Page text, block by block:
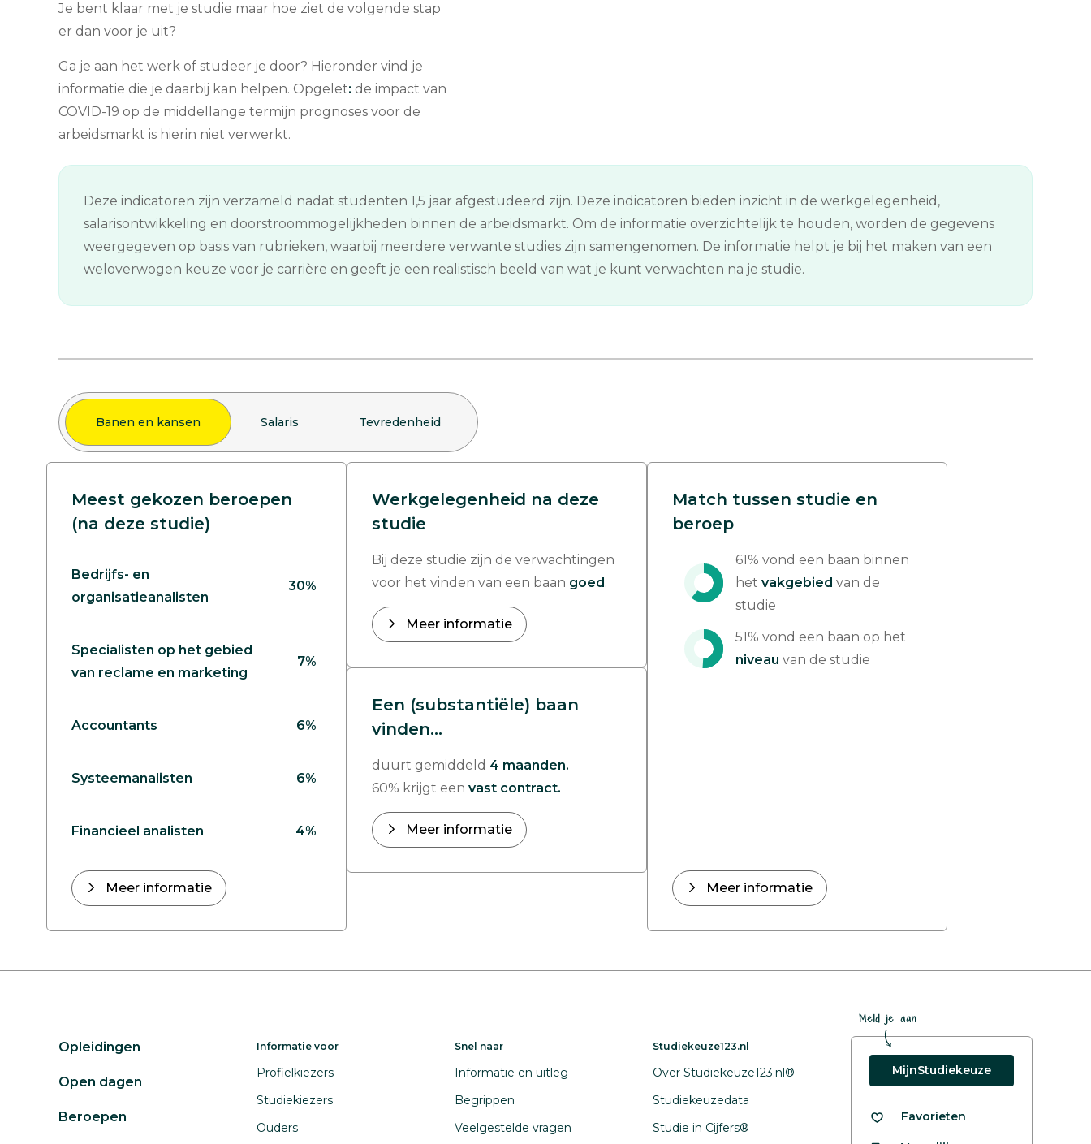
Je bent klaar met je studie maar hoe ziet de volgende stap
er dan voor je uit?
Ga je aan het werk of studeer je door? Hieronder vind je
informatie die je daarbij kan helpen. Opgelet: de impact van
COVID-19 op de middellange termijn prognoses voor de
arbeidsmarkt is hierin niet verwerkt.
Deze indicatoren zijn verzameld nadat studenten 1,5 jaar afgestudeerd zijn. Deze indicatoren bieden inzicht in de werkgelegenheid,
salarisontwikkeling en doorstroommogelijkheden binnen de arbeidsmarkt. Om de informatie overzichtelijk te houden, worden de gegevens
weergegeven op basis van rubrieken, waarbij meerdere verwante studies zijn samengenomen. De informatie helpt je bij het maken van een
weloverwogen keuze voor je carrière en geeft je een realistisch beeld van wat je kunt verwachten na je studie.
Banen en kansen Salaris Tevredenheid
Meest gekozen beroepen
(na deze studie)
Bedrijfs- en
organisatieanalisten
30%
Specialisten op het gebied
van reclame en marketing
7%
Accountants 6%
Systeemanalisten 6%
Financieel analisten 4%
Meer informatie
Werkgelegenheid na deze
studie
Bij deze studie zijn de verwachtingen
voor het vinden van een baan goed.
Meer informatie
Een (substantiële) baan
vinden...
duurt gemiddeld 4 maanden.
60% krijgt een vast contract.
Meer informatie
Match tussen studie en
beroep
61% vond een baan binnen
het vakgebied van de
studie
51% vond een baan op het
niveau van de studie
Meer informatie
Opleidingen
Open dagen
Beroepen
Informatie voor
Profielkiezers
Studiekiezers
Ouders
Snel naar
Informatie en uitleg
Begrippen
Veelgestelde vragen
Studiekeuze123.nl
Over Studiekeuze123.nl®
Studiekeuzedata
Studie in Cijfers®
Meld je aan
MijnStudiekeuze
Favorieten